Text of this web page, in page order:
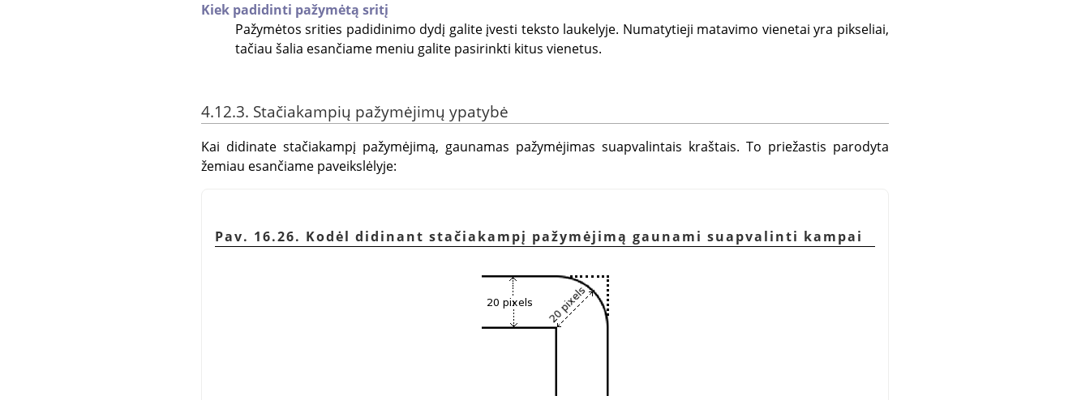
Kiek padidinti pažymėtą sritį
Pažymėtos srities padidinimo dydį galite įvesti teksto laukelyje. Numatytieji matavimo vienetai yra pikseliai,
tačiau šalia esančiame meniu galite pasirinkti kitus vienetus.
4.12.3. Stačiakampių pažymėjimų ypatybė
Kai didinate stačiakampį pažymėjimą, gaunamas pažymėjimas suapvalintais kraštais. To priežastis parodyta
žemiau esančiame paveikslėlyje:
Pav. 16.26. Kodėl didinant stačiakampį pažymėjimą gaunami suapvalinti kampai